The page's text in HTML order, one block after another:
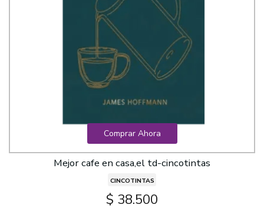
Comprar Ahora
Mejor cafe en casa,el td-cincotintas
CINCOTINTAS
$ 38.500